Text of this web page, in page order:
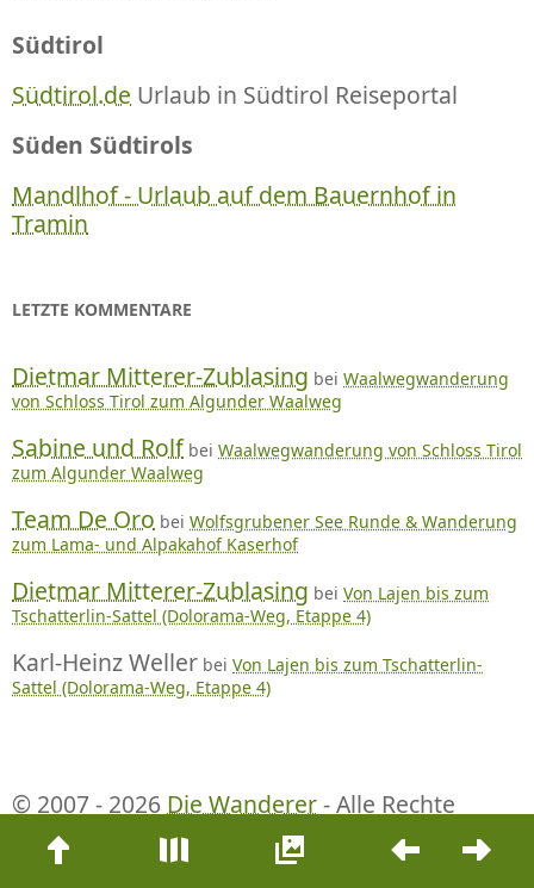
Beitrags-
Navigation
Südtirol
Südtirol.de Urlaub in Südtirol Reiseportal
Süden Südtirols
Mandlhof - Urlaub auf dem Bauernhof in
Tramin
LETZTE KOMMENTARE
Dietmar Mitterer-Zublasing bei Waalwegwanderung
von Schloss Tirol zum Algunder Waalweg
Sabine und Rolf bei Waalwegwanderung von Schloss Tirol
zum Algunder Waalweg
Team De Oro bei Wolfsgrubener See Runde & Wanderung
zum Lama- und Alpakahof Kaserhof
Dietmar Mitterer-Zublasing bei Von Lajen bis zum
Tschatterlin-Sattel (Dolorama-Weg, Etappe 4)
Karl-Heinz Weller bei Von Lajen bis zum Tschatterlin-
Sattel (Dolorama-Weg, Etappe 4)
© 2007 - 2026 Die Wanderer- Alle Rechte
vorbehalten. Mwstr.Nr.: 01665560213